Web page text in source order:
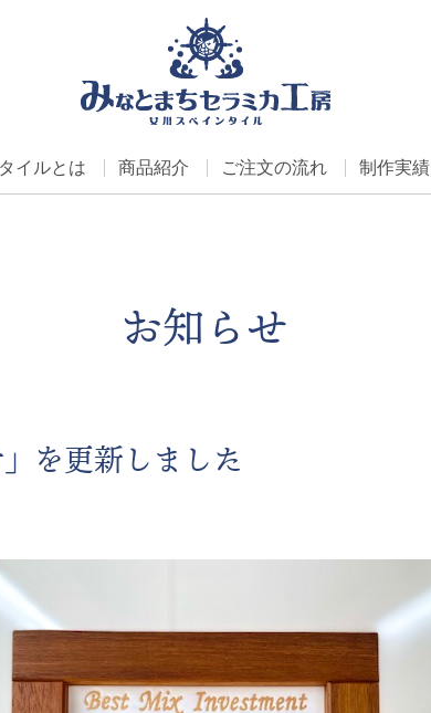
イルとは 商品紹介 ご注文の流れ 制作実績
お知らせ
を更新しました